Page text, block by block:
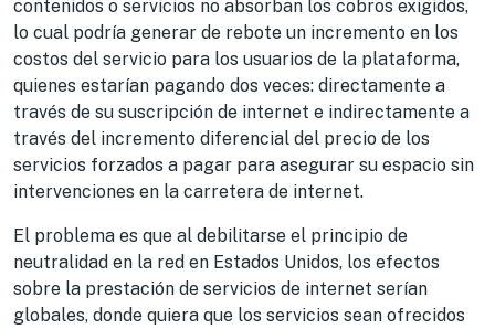
contenidos o servicios no absorban los cobros exigidos,
lo cual podría generar de rebote un incremento en los
costos del servicio para los usuarios de la plataforma,
quienes estarían pagando dos veces: directamente a
través de su suscripción de internet e indirectamente a
través del incremento diferencial del precio de los
servicios forzados a pagar para asegurar su espacio sin
intervenciones en la carretera de internet.
El problema es que al debilitarse el principio de
neutralidad en la red en Estados Unidos, los efectos
sobre la prestación de servicios de internet serían
globales, donde quiera que los servicios sean ofrecidos